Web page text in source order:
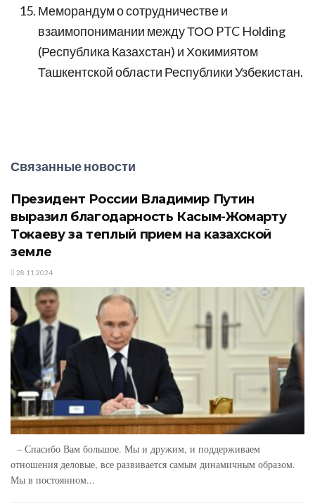
Меморандум о сотрудничестве и
взаимопонимании между ТОО PTC Holding
(Республика Казахстан) и Хокимиятом
Ташкентской области Республики Узбекистан.
Связанные новости
Президент России Владимир Путин
выразил благодарность Касым-Жомарту
Токаеву за теплый прием на казахской
земле
28.11.2024
– Спасибо Вам большое. Мы и дружим, и поддерживаем
отношения деловые, все развивается самым динамичным образом.
Мы в постоянном...